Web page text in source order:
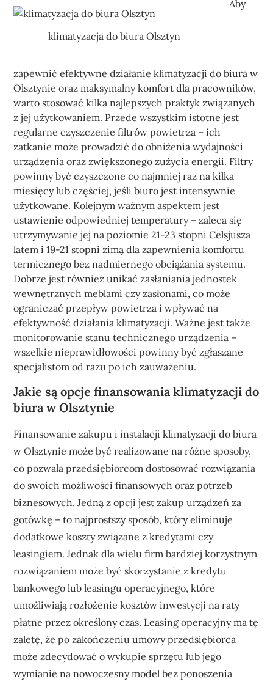
klimatyzacja do biura Olsztyn
Aby
zapewnić efektywne działanie klimatyzacji do biura w
Olsztynie oraz maksymalny komfort dla pracowników,
warto stosować kilka najlepszych praktyk związanych
z jej użytkowaniem. Przede wszystkim istotne jest
regularne czyszczenie filtrów powietrza – ich
zatkanie może prowadzić do obniżenia wydajności
urządzenia oraz zwiększonego zużycia energii. Filtry
powinny być czyszczone co najmniej raz na kilka
miesięcy lub częściej, jeśli biuro jest intensywnie
użytkowane. Kolejnym ważnym aspektem jest
ustawienie odpowiedniej temperatury – zaleca się
utrzymywanie jej na poziomie 21-23 stopni Celsjusza
latem i 19-21 stopni zimą dla zapewnienia komfortu
termicznego bez nadmiernego obciążania systemu.
Dobrze jest również unikać zasłaniania jednostek
wewnętrznych meblami czy zasłonami, co może
ograniczać przepływ powietrza i wpływać na
efektywność działania klimatyzacji. Ważne jest także
monitorowanie stanu technicznego urządzenia –
wszelkie nieprawidłowości powinny być zgłaszane
specjalistom od razu po ich zauważeniu.
Jakie są opcje finansowania klimatyzacji do
biura w Olsztynie
Finansowanie zakupu i instalacji klimatyzacji do biura
w Olsztynie może być realizowane na różne sposoby,
co pozwala przedsiębiorcom dostosować rozwiązania
do swoich możliwości finansowych oraz potrzeb
biznesowych. Jedną z opcji jest zakup urządzeń za
gotówkę – to najprostszy sposób, który eliminuje
dodatkowe koszty związane z kredytami czy
leasingiem. Jednak dla wielu firm bardziej korzystnym
rozwiązaniem może być skorzystanie z kredytu
bankowego lub leasingu operacyjnego, które
umożliwiają rozłożenie kosztów inwestycji na raty
płatne przez określony czas. Leasing operacyjny ma tę
zaletę, że po zakończeniu umowy przedsiębiorca
może zdecydować o wykupie sprzętu lub jego
wymianie na nowoczesny model bez ponoszenia